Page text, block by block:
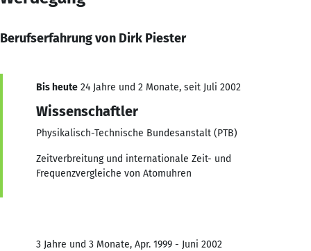
Berufserfahrung von Dirk Piester
Bis heute 24 Jahre und 2 Monate, seit Juli 2002
Wissenschaftler
Physikalisch-Technische Bundesanstalt (PTB)
Zeitverbreitung und internationale Zeit- und
Frequenzvergleiche von Atomuhren
3 Jahre und 3 Monate, Apr. 1999 - Juni 2002